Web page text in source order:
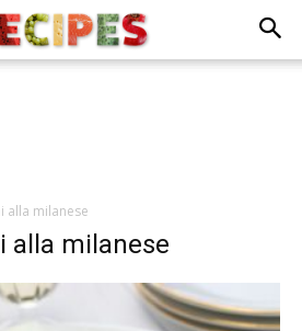
alla milanese
alla milanese